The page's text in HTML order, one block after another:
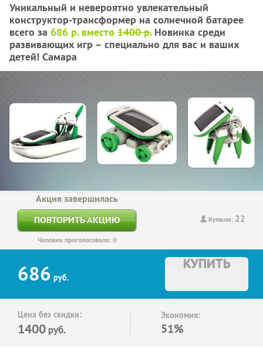
Уникальный и невероятно увлекательный
конструктор-трансформер на солнечной батарее
всего за 686 р. вместо 1400 р.Новинка среди
развивающих игр – специально для вас и ваших
детей! Самара
Купили: 22
Акция завершилась
ПОВТОРИТЬ АКЦИЮ
Человек проголосовало: 0
686 руб.
КУПИТЬ
Цена без скидки:
1400 руб.
Экономия:
51%